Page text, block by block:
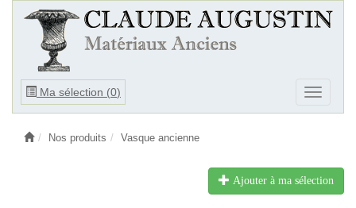
Ma sélection (0)
Ouvrir
Ouvrir
le
Nos produits Vasque ancienne
Ajouter à ma sélection